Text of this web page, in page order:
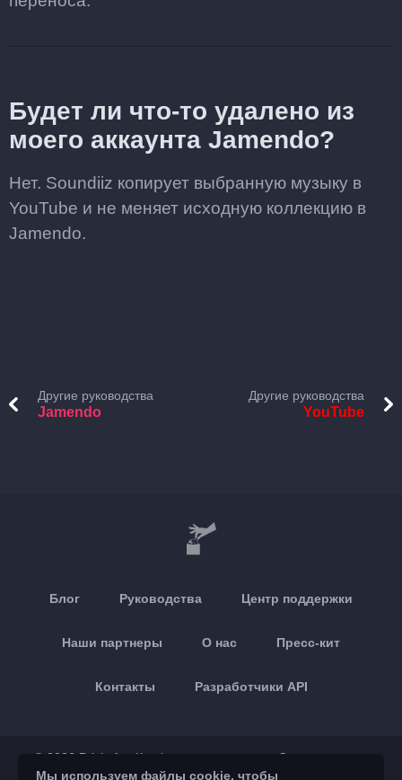
Будет ли что-то удалено из
моего аккаунта Jamendo?
Нет. Soundiiz копирует выбранную музыку в
YouTube и не меняет исходную коллекцию в
Jamendo.
Другие руководства
Jamendo
Другие руководства
YouTube
Блог Руководства Центр поддержки
Наши партнеры О нас Пресс-кит
Контакты Разработчики API
© 2026 Brickoft Конфиденциальность
Статус сервиса
Мы используем файлы cookie, чтобы